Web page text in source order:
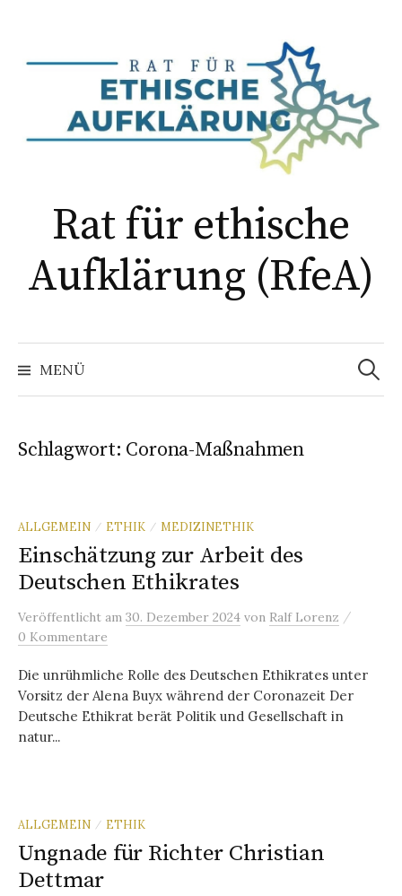
Inhalt
Rat für ethische
Aufklärung (RfeA)
MENÜ
Suchen
nach:
Schlagwort: Corona-Maßnahmen
ALLGEMEIN / ETHIK / MEDIZINETHIK
Einschätzung zur Arbeit des
Deutschen Ethikrates
Veröffentlicht am 30. Dezember 2024 von Ralf Lorenz /
0 Kommentare
Die unrühmliche Rolle des Deutschen Ethikrates unter
Vorsitz der Alena Buyx während der Coronazeit Der
Deutsche Ethikrat berät Politik und Gesellschaft in
natur...
ALLGEMEIN / ETHIK
Ungnade für Richter Christian
Dettmar